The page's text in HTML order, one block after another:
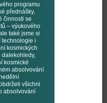
programu
přednášky,
činnosti se
– výukového
také jsme si
technologie i
kosmických
dalekohledy,
kosmické
absolvování
všichni
absolvování